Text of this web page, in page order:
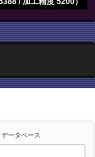
ータベース